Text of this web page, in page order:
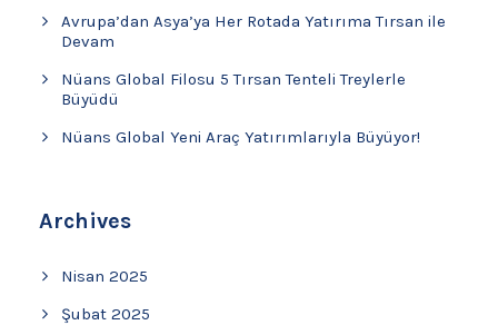
Avrupa’dan Asya’ya Her Rotada Yatırıma Tırsan ile
Devam
Nüans Global Filosu 5 Tırsan Tenteli Treylerle
Büyüdü
Nüans Global Yeni Araç Yatırımlarıyla Büyüyor!
Archives
Nisan 2025
Şubat 2025